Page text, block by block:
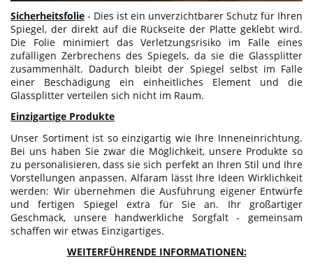
Sicherheitsfolie - Dies ist ein unverzichtbarer Schutz für Ihren
Spiegel, der direkt auf die Rückseite der Platte geklebt wird.
Die Folie minimiert das Verletzungsrisiko im Falle eines
zufälligen Zerbrechens des Spiegels, da sie die Glassplitter
zusammenhält. Dadurch bleibt der Spiegel selbst im Falle
einer Beschädigung ein einheitliches Element und die
Glassplitter verteilen sich nicht im Raum.
Einzigartige Produkte
Unser Sortiment ist so einzigartig wie Ihre Inneneinrichtung.
Bei uns haben Sie zwar die Möglichkeit, unsere Produkte so
zu personalisieren, dass sie sich perfekt an Ihren Stil und Ihre
Vorstellungen anpassen. Alfaram lässt Ihre Ideen Wirklichkeit
werden: Wir übernehmen die Ausführung eigener Entwürfe
und fertigen Spiegel extra für Sie an. Ihr großartiger
Geschmack, unsere handwerkliche Sorgfalt - gemeinsam
schaffen wir etwas Einzigartiges.
WEITERFÜHRENDE INFORMATIONEN: